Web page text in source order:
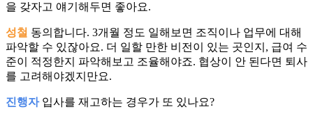
을 갖자고 얘기해두면 좋아요.
성철 동의합니다. 3개월 정도 일해보면 조직이나 업무에 대해
파악할 수 있잖아요. 더 일할 만한 비전이 있는 곳인지, 급여 수
준이 적정한지 파악해보고 조율해야죠. 협상이 안 된다면 퇴사
를 고려해야겠지만요.
진행자입사를 재고하는 경우가 또 있나요?